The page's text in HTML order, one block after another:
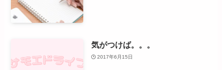
気がつけば。。。
2017年6月15日